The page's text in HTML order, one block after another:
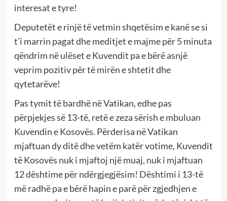
interesat e tyre!
Deputetët e rinjë të vetmin shqetësim e kanë se si
t’i marrin pagat dhe meditjet e majme për 5 minuta
qëndrim në ulëset e Kuvendit pa e bërë asnjë
veprim pozitiv për të mirën e shtetit dhe
qytetarëve!
Pas tymit të bardhë në Vatikan, edhe pas
përpjekjes së 13-të, retë e zeza sërish e mbuluan
Kuvendin e Kosovës. Përderisa në Vatikan
mjaftuan dy ditë dhe vetëm katër votime, Kuvendit
të Kosovës nuk i mjaftoj një muaj, nuk i mjaftuan
12 dështime për ndërgjegjësim! Dështimi i 13-të
më radhë pa e bërë hapin e parë për zgjedhjen e